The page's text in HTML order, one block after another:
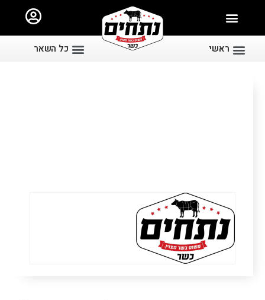
ראשי כל השאר